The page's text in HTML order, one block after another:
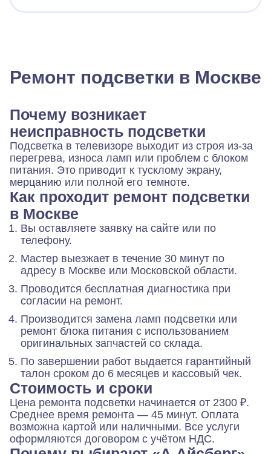
Ремонт подсветки в Москве
Почему возникает
неисправность подсветки
Подсветка в телевизоре выходит из строя из-за
перегрева, износа ламп или проблем с блоком
питания. Это приводит к тусклому экрану,
мерцанию или полной его темноте.
Как проходит ремонт подсветки
в Москве
Вы оставляете заявку на сайте или по
телефону.
Мастер выезжает в течение 30 минут по
адресу в Москве или Московской области.
Проводится бесплатная диагностика при
согласии на ремонт.
Производится замена ламп подсветки или
ремонт блока питания с использованием
оригинальных запчастей со склада.
По завершении работ выдается гарантийный
талон сроком до 6 месяцев и кассовый чек.
Стоимость и сроки
Цена ремонта подсветки начинается от 2300 ₽.
Среднее время ремонта — 45 минут. Оплата
возможна картой или наличными. Все услуги
оформляются договором с учётом НДС.